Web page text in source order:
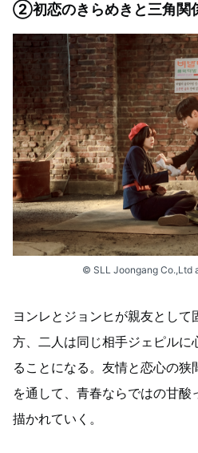
②初恋のきらめきと三角関
© SLL Joongang Co.,Ltd
ヨンレとジョンヒが親友として
方、二人は同じ相手ジェピルに
ることになる。友情と恋心の
を通して、青春ならではの甘
描かれていく。